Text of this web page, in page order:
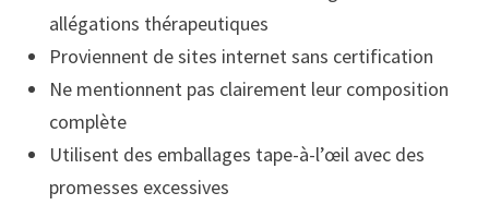
allégations thérapeutiques
Proviennent de sites internet sans certification
Ne mentionnent pas clairement leur composition
complète
Utilisent des emballages tape-à-l’œil avec des
promesses excessives